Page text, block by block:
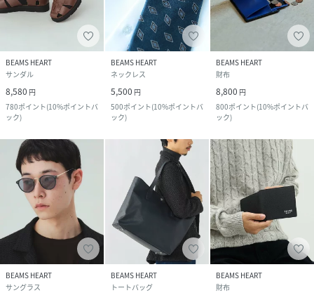
BEAMS HEART
サンダル
8,580 円
780ポイント(10%ポイントバ
ック)
BEAMS HEART
ネックレス
5,500 円
500ポイント(10%ポイントバ
ック)
BEAMS HEART
財布
8,800 円
800ポイント(10%ポイントバ
ック)
BEAMS HEART
サングラス
BEAMS HEART
トートバッグ
BEAMS HEART
財布